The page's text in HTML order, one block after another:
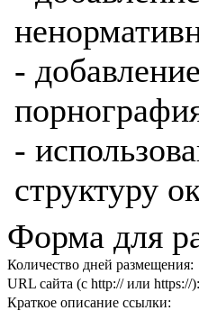
-
-
структуру
Форма для
Количество дней размещения:
URL сайта (с http:// или https://):
Краткое описание ссылки: